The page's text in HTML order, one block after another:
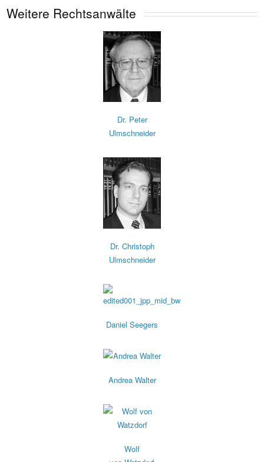
Weitere Rechtsanwälte
Dr. Peter
Ulmschneider
Dr. Christoph
Ulmschneider
Daniel Seegers
Andrea Walter
Wolf